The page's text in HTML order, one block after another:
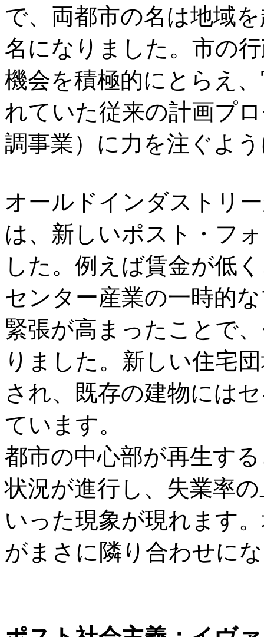
で、両都市の名は地域
名になりました。市の
機会を積極的にとらえ
れていた従来の計画プ
調事業）に力を注ぐよ
オールドインダストリ
は、新しいポスト・フ
した。例えば賃金が低
センター産業の一時的
緊張が高まったことで
りました。新しい住宅
され、既存の建物には
ています。
都市の中心部が再生す
状況が進行し、失業率
いった現象が現れます
がまさに隣り合わせに